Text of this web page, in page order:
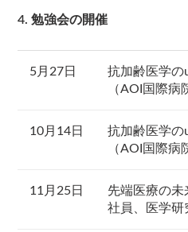
4. 勉強会の開催
5月27日
抗加齢医学の
（AOI国際病
10月14日
抗加齢医学の
（AOI国際病
11月25日
先端医療の未
社員、医学研